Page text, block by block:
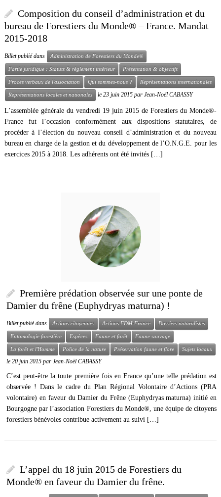
Composition du conseil d’administration et du
bureau de Forestiers du Monde® – France. Mandat
2015-2018
Billet publié dans Administration de Forestiers du Monde®
Partie juridique : Statuts & règlement intérieur Présentation & objectifs
Procès verbaux de l'association Qui sommes-nous ? Représentations internationales
Représentations locales et nationales le 23 juin 2015 par Jean-Noël CABASSY
L’assemblée générale du vendredi 19 juin 2015 de Forestiers du Monde®-
France fut l’occasion conformément aux dispositions statutaires, de
procéder à l’élection du nouveau conseil d’administration et du nouveau
bureau en charge de la gestion et du développement de l’O.N.G.E. pour les
exercices 2015 à 2018. Les adhérents ont été invités […]
Première prédation observée sur une ponte de
Damier du frêne (Euphydryas maturna) !
Billet publié dans Actions citoyennes Actions FDM-France Dossiers naturalistes
Entomologie forestière Espèces Faune et forêt Faune sauvage
La forêt et l'Homme Police de la nature Préservation faune et flore Sujets locaux
le20 juin 2015 parJean-Noël CABASSY
C’est peut-être la toute première fois en France qu’une telle prédation est
observée ! Dans le cadre du Plan Régional Volontaire d’Actions (PRA
volontaire) en faveur du Damier du Frêne (Euphydryas maturna) initié en
Bourgogne par l’association Forestiers du Monde®, une équipe de citoyens
forestiers bénévoles contribue activement au suivi […]
L’appel du 18 juin 2015 de Forestiers du
Monde® en faveur du Damier du frêne.